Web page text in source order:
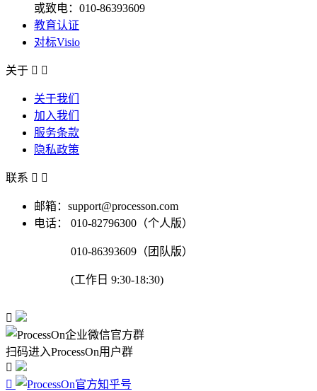
或致电：010-86393609
教育认证
对标Visio
关于  
关于我们
加入我们
服务条款
隐私政策
联系  
邮箱：support@processon.com
电话：
010-82796300（个人版）
010-86393609（团队版）
(工作日 9:30-18:30)

扫码进入ProcessOn用户群

